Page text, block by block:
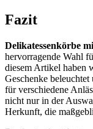
Fazit
Delikatessenkörbe
hervorragende Wahl
diesem Artikel haben
Geschenke
für verschiedene
nicht nur in der
Herkunft, die